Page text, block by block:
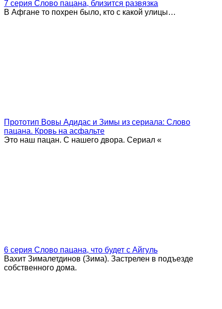
7 серия Слово пацана, близится развязка
В Афгане то похрен было, кто с какой улицы…
Прототип Вовы Адидас и Зимы из сериала: Слово
пацана. Кровь на асфальте
Это наш пацан. С нашего двора. Сериал «
6 серия Слово пацана, что будет с Айгуль
Вахит Зималетдинов (Зима). Застрелен в подъезде
собственного дома.